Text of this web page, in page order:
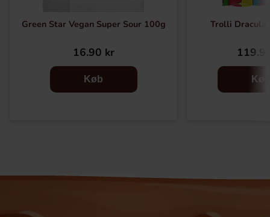
Green Star Vegan Super Sour 100g
16.90 kr
Køb
Trolli
Køb